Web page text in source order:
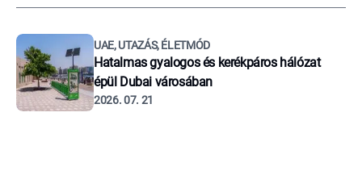
UAE, UTAZÁS, ÉLETMÓD
Hatalmas gyalogos és kerékpáros hálózat
épül Dubai városában
2026. 07. 21